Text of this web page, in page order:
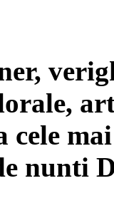
cele
nunti